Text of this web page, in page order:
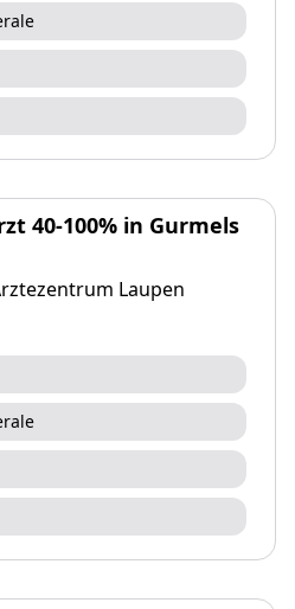
40-100% in Gurmels
Laupen